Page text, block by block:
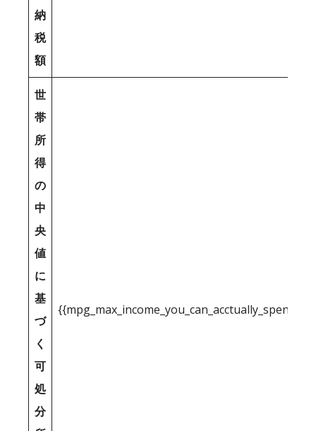
納
税
額
世
帯
所
得
の
中
央
値
に
基
づ
く
可
処
分